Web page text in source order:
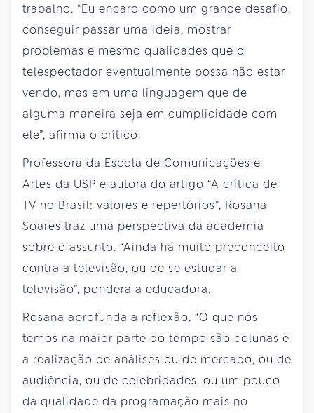
trabalho. “Eu encaro como um grande desafio,
conseguir passar uma ideia, mostrar
problemas e mesmo qualidades que o
telespectador eventualmente possa não estar
vendo, mas em uma linguagem que de
alguma maneira seja em cumplicidade com
ele”, afirma o crítico.
Professora da Escola de Comunicações e
Artes da USP e autora do artigo “A crítica de
TV no Brasil: valores e repertórios”, Rosana
Soares traz uma perspectiva da academia
sobre o assunto. “Ainda há muito preconceito
contra a televisão, ou de se estudar a
televisão”, pondera a educadora.
Rosana aprofunda a reflexão. “O que nós
temos na maior parte do tempo são colunas e
a realização de análises ou de mercado, ou de
audiência, ou de celebridades, ou um pouco
da qualidade da programação mais no